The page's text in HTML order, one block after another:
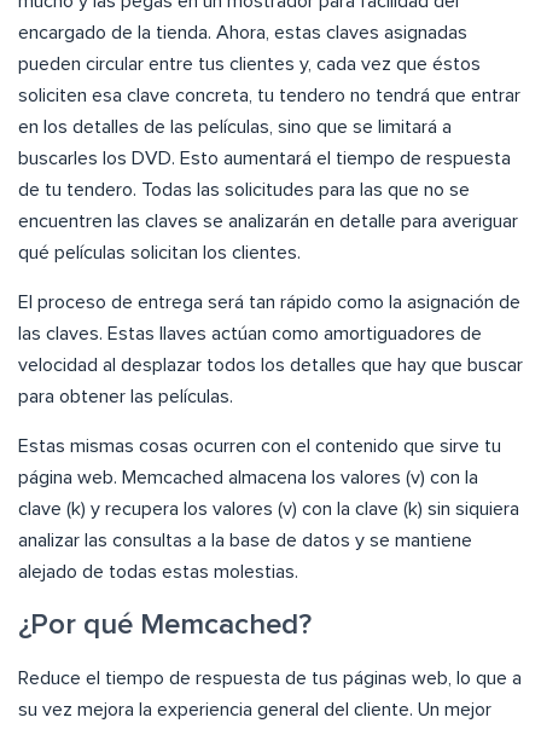
encargado de la tienda. Ahora, estas claves asignadas
pueden circular entre tus clientes y, cada vez que éstos
soliciten esa clave concreta, tu tendero no tendrá que entrar
en los detalles de las películas, sino que se limitará a
buscarles los DVD. Esto aumentará el tiempo de respuesta
de tu tendero. Todas las solicitudes para las que no se
encuentren las claves se analizarán en detalle para averiguar
qué películas solicitan los clientes.
El proceso de entrega será tan rápido como la asignación de
las claves. Estas llaves actúan como amortiguadores de
velocidad al desplazar todos los detalles que hay que buscar
para obtener las películas.
Estas mismas cosas ocurren con el contenido que sirve tu
página web. Memcached almacena los valores (v) con la
clave (k) y recupera los valores (v) con la clave (k) sin siquiera
analizar las consultas a la base de datos y se mantiene
alejado de todas estas molestias.
¿Por qué Memcached?
Reduce el tiempo de respuesta de tus páginas web, lo que a
su vez mejora la experiencia general del cliente. Un mejor